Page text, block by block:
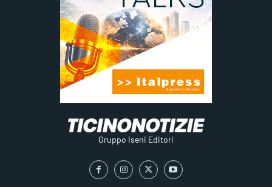
Gruppo Iseni Editori